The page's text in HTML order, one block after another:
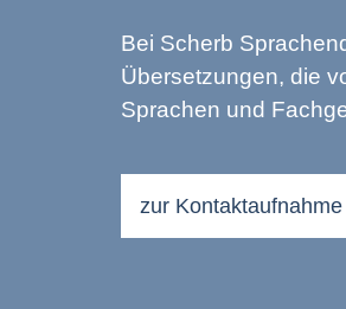
Bei Scherb
Übersetzungen, die
Sprachen und
zur Kontaktaufnahme